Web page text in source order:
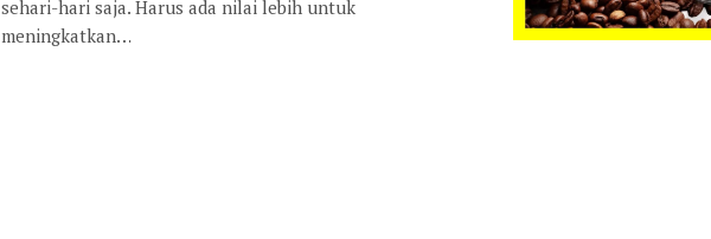
sehari-hari saja. Harus ada nilai lebih untuk
meningkatkan…